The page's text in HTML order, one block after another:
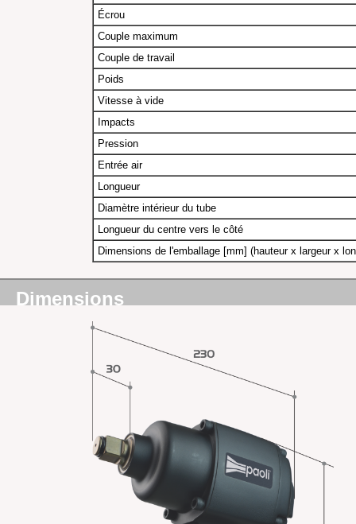
Écrou
Couple maximum
Couple de travail
Poids
Vitesse à vide
Impacts
Pression
Entrée air
Longueur
Diamètre intérieur du tube
Longueur du centre vers le côté
Dimensions de l'emballage [mm] (hauteur x largeur x
Dimensions